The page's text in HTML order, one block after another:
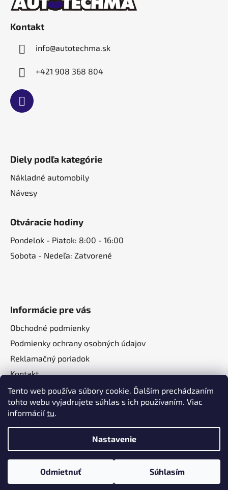
Tento web používa súbory cookie. Ďalším prechádzaním
tohto webu vyjadrujete súhlas s ich používaním. Viac
informáciítu.
Nastavenie
Odmietnuť Súhlasím
Kontakt
info@autotechma.sk
+421 908 368 804
Diely podľa kategórie
Nákladné automobily
Návesy
Otváracie hodiny
Pondelok - Piatok: 8:00 - 16:00
Sobota - Nedeľa: Zatvorené
Informácie pre vás
Obchodné podmienky
Podmienky ochrany osobných údajov
Reklamačný poriadok
Kontakt
O nás
Vytvoril Shoptet a
Adatelier
Copyright 2026
. Všetky práva
vyhradené.